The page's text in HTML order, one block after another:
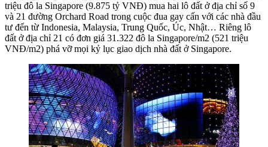
triệu đô la Singapore (9.875 tỷ VNĐ) mua hai lô đất ở địa chỉ số 9
và 21 đường Orchard Road trong cuộc đua gay cấn với các nhà đầu
tư đến từ Indonesia, Malaysia, Trung Quốc, Úc, Nhật… Riêng lô
đất ở địa chỉ 21 có đơn giá 31.322 đô la Singapore/m2 (521 triệu
VNĐ/m2) phá vỡ mọi kỷ lục giao dịch nhà đất ở Singapore.